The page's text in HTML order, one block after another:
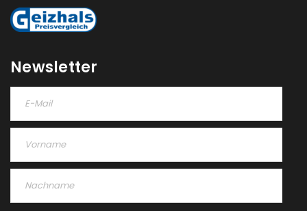
Anmeldeformular geschützt durchWP Captcha
ANMELDEN
PASSWORT VERGESSEN?
Newsletter